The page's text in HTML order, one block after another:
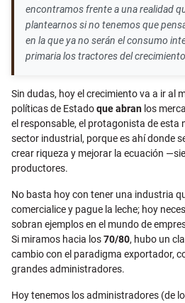
encontramos frente a una realidad
plantearnos si no tenemos que
en la que ya no serán el consumo
primaria los tractores del
Sin dudas, hoy el crecimiento va a ir al
políticas de Estadoque abran los
el responsable, el protagonista de esta
sector industrial, porque es ahí donde
crear riqueza y mejorar la ecuación
productores.
No basta hoy con tener una industria
comercialice y pague la leche; hoy
sobran ejemplos en el mundo de
Si miramos hacia los70/80, hubo un
cambio con el paradigma exportador,
grandes administradores.
Hoy tenemos los administradores (de